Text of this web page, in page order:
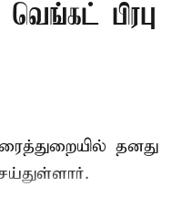
பிரபு
தனது